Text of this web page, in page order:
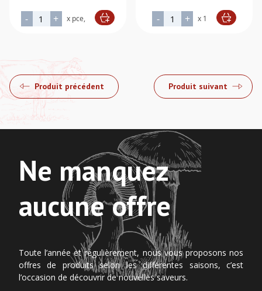
- quantité de Terrine de Campagne
+ x pce,
Alternative: - quantité de Terrine au
+ x 1
Alternative:
Produit précédent Produit suivant
Ne manquez
aucune offre
Toute l’année et régulièrement, nous vous proposons nos
offres de produits selon les différentes saisons, c’est
l’occasion de découvrir de nouvelles saveurs.